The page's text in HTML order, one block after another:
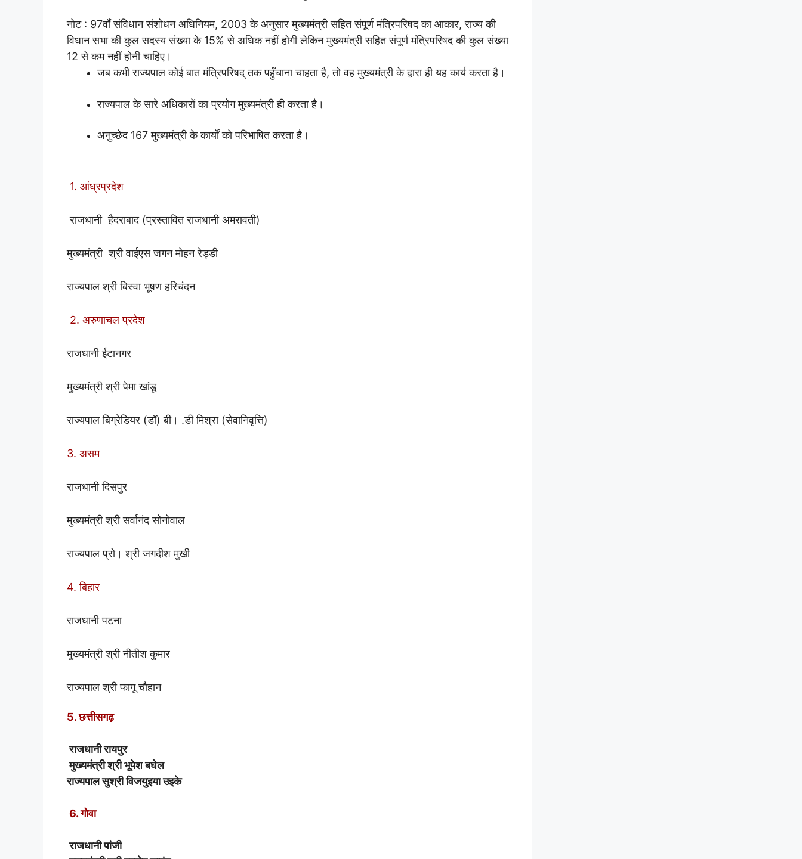
नोट : 97वाँ संविधान संशोधन अधिनियम, 2003 के अनुसार मुख्यमंत्री सहित संपूर्ण मंत्रिपरिषद का आकार, राज्य की
विधान सभा की कुल सदस्य संख्या के 15% से अधिक नहीं होगी लेकिन मुख्यमंत्री सहित संपूर्ण मंत्रिपरिषद की कुल संख्या
12 से कम नहीं होनी चाहिए।
जब कभी राज्यपाल कोई बात मंत्रिपरिषद् तक पहुँचाना चाहता है, तो वह मुख्यमंत्री के द्वारा ही यह कार्य करता है।
राज्यपाल के सारे अधिकारों का प्रयोग मुख्यमंत्री ही करता है।
अनुच्छेद 167 मुख्यमंत्री के कार्यों को परिभाषित करता है।
1. आंध्रप्रदेश
राजधानी हैदराबाद (प्रस्तावित राजधानी अमरावती)
मुख्यमंत्री श्री वाईएस जगन मोहन रेड्डी
राज्यपाल श्री बिस्वा भूषण हरिचंदन
2. अरुणाचल प्रदेश
राजधानी ईटानगर
मुख्यमंत्री श्री पेमा खांडू
राज्यपाल बिग्रेडियर (डॉ) बी। .डी मिश्रा (सेवानिवृत्ति)
3. असम
राजधानी दिसपुर
मुख्यमंत्री श्री सर्वानंद सोनोवाल
राज्यपाल प्रो। श्री जगदीश मुखी
4. बिहार
राजधानी पटना
मुख्यमंत्री श्री नीतीश कुमार
राज्यपाल श्री फागू चौहान
5. छत्तीसगढ़
राजधानी रायपुर
मुख्यमंत्री श्री भूपेश बघेल
राज्यपाल सुश्री विजयुइया उइके
6. गोवा
राजधानी पांजी